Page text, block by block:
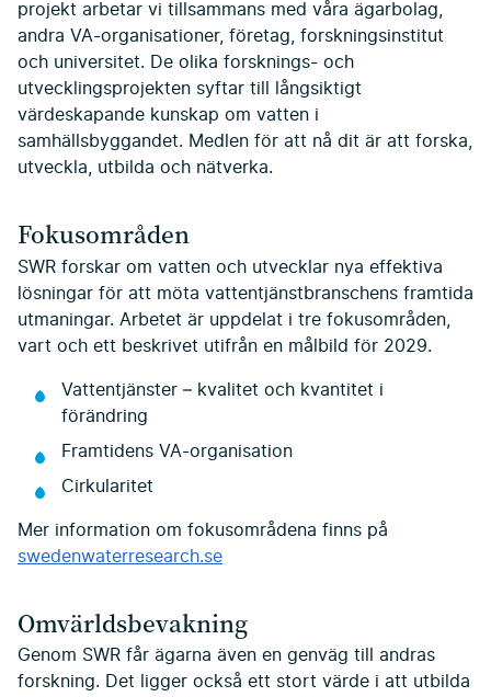
projekt arbetar vi tillsammans med våra ägarbolag,
andra VA-organisationer, företag, forskningsinstitut
och universitet. De olika forsknings- och
utvecklingsprojekten syftar till långsiktigt
värdeskapande kunskap om vatten i
samhällsbyggandet. Medlen för att nå dit är att forska,
utveckla, utbilda och nätverka.
Fokusområden
SWR forskar om vatten och utvecklar nya effektiva
lösningar för att möta vattentjänstbranschens framtida
utmaningar. Arbetet är uppdelat i tre fokusområden,
vart och ett beskrivet utifrån en målbild för 2029.
Vattentjänster – kvalitet och kvantitet i
förändring
Framtidens VA-organisation
Cirkularitet
Mer information om fokusområdena finns på
swedenwaterresearch.se
Omvärldsbevakning
Genom SWR får ägarna även en genväg till andras
forskning. Det ligger också ett stort värde i att utbilda